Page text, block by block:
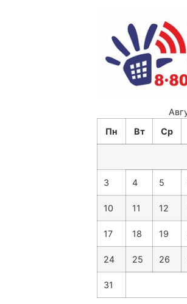
Пн
Вт Ср
3 4 5
10 11 12
17 18 19
24 25 26
31